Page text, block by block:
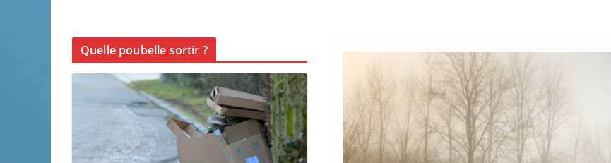
Quelle poubelle sortir ?